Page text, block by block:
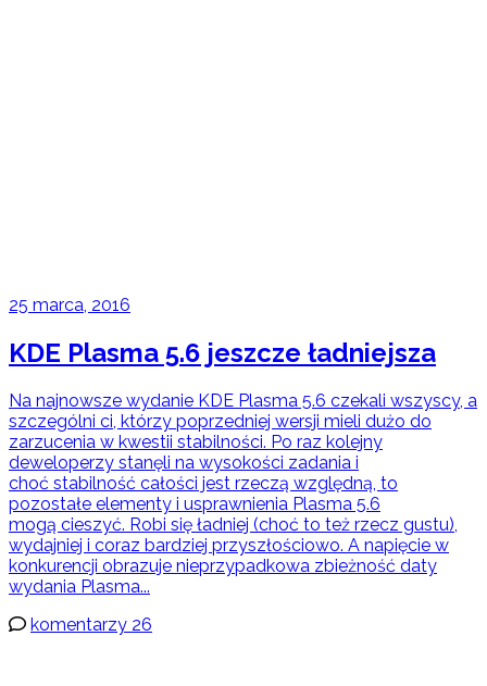
25 marca, 2016
KDE Plasma 5.6 jeszcze ładniejsza
Na najnowsze wydanie KDE Plasma 5.6 czekali wszyscy, a
szczególni ci, którzy poprzedniej wersji mieli dużo do
zarzucenia w kwestii stabilności. Po raz kolejny
deweloperzy stanęli na wysokości zadania i
choć stabilność całości jest rzeczą względną, to
pozostałe elementy i usprawnienia Plasma 5.6
mogą cieszyć. Robi się ładniej (choć to też rzecz gustu),
wydajniej i coraz bardziej przyszłościowo. A napięcie w
konkurencji obrazuje nieprzypadkowa zbieżność daty
wydania Plasma...
komentarzy 26